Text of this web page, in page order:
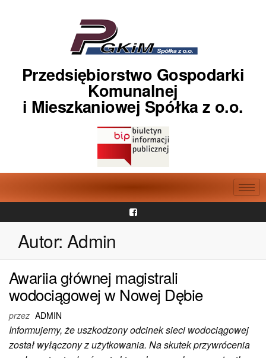
Przedsiębiorstwo Gospodarki
Komunalnej
i Mieszkaniowej Spółka z o.o.
Autor: Admin
Awariia głównej magistrali
wodociągowej w Nowej Dębie
przez ADMIN
Informujemy, że uszkodzony odcinek sieci wodociągowej
został wyłączony z użytkowania. Na skutek przywrócenia